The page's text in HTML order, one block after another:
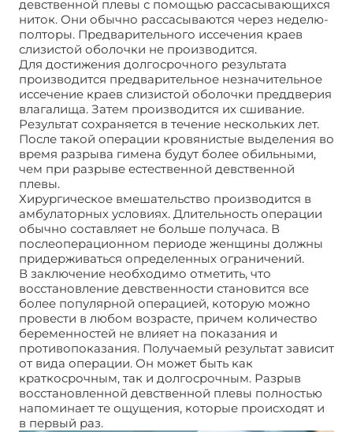
девственной плевы с помощью рассасывающихся
ниток. Они обычно рассасываются через неделю-
полторы. Предварительного иссечения краев
слизистой оболочки не производится.
Для достижения долгосрочного результата
производится предварительное незначительное
иссечение краев слизистой оболочки преддверия
влагалища. Затем производится их сшивание.
Результат сохраняется в течение нескольких лет.
После такой операции кровянистые выделения во
время разрыва гимена будут более обильными,
чем при разрыве естественной девственной
плевы.
Хирургическое вмешательство производится в
амбулаторных условиях. Длительность операции
обычно составляет не больше получаса. В
послеоперационном периоде женщины должны
придерживаться определенных ограничений.
В заключение необходимо отметить, что
восстановление девственности становится все
более популярной операцией, которую можно
провести в любом возрасте, причем количество
беременностей не влияет на показания и
противопоказания. Получаемый результат зависит
от вида операции. Он может быть как
краткосрочным, так и долгосрочным. Разрыв
восстановленной девственной плевы полностью
напоминает те ощущения, которые происходят и
в первый раз.